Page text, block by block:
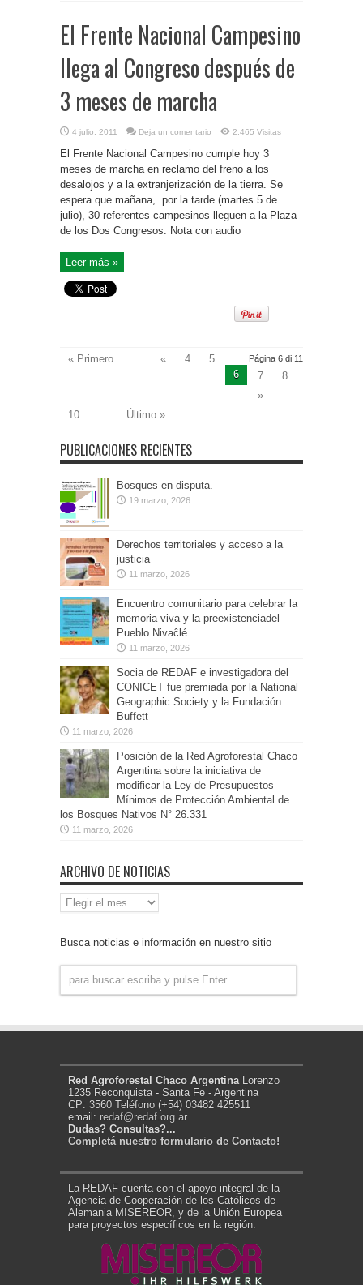
El Frente Nacional Campesino
llega al Congreso después de
3 meses de marcha
4 julio, 2011 Deja un comentario 2,465 Visitas
El Frente Nacional Campesino cumple hoy 3
meses de marcha en reclamo del freno a los
desalojos y a la extranjerización de la tierra. Se
espera que mañana, por la tarde (martes 5 de
julio), 30 referentes campesinos lleguen a la Plaza
de los Dos Congresos. Nota con audio
Leer más »
Página 6 di 11
« Primero « 4
5
6
7
8
»
10
Último »
PUBLICACIONES RECIENTES
Bosques en disputa.
19 marzo, 2026
Derechos territoriales y acceso a la
justicia
11 marzo, 2026
Encuentro comunitario para celebrar la
memoria viva y la preexistenciadel
Pueblo Nivaĉlé.
11 marzo, 2026
Socia de REDAF e investigadora del
CONICET fue premiada por la National
Geographic Society y la Fundación
Buffett
11 marzo, 2026
Posición de la Red Agroforestal Chaco
Argentina sobre la iniciativa de
modificar la Ley de Presupuestos
Mínimos de Protección Ambiental de
los Bosques Nativos N° 26.331
11 marzo, 2026
ARCHIVO DE NOTICIAS
Archivo
de
Busca noticias e información en nuestro sitio
Red Agroforestal Chaco Argentina Lorenzo
1235 Reconquista - Santa Fe - Argentina
CP: 3560 Teléfono (+54) 03482 425511
email: redaf@redaf.org.ar
Dudas? Consultas?...
Completá nuestro formulario de Contacto!
La REDAF cuenta con el apoyo integral de la
Agencia de Cooperación de los Católicos de
Alemania MISEREOR, y de la Unión Europea
para proyectos específicos en la región.